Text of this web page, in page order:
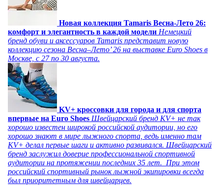
Новая коллекция Tamaris Весна-Лето 26:
комфорт и элегантность в каждой модели Немецкий
бренд обуви и аксессуаров Tamaris представит новую
коллекцию сезона Весна–Лето’ 26 на выставке Euro Shoes в
Москве, с 27 по 30 августа.
KV+ кроссовки для города и для спорта
впервые на Euro Shoes Швейцарский бренд KV+ не так
хорошо известен широкой российской аудитории, но его
хорошо знают в мире лыжного спорта, ведь именно там
KV+ делал первые шаги и активно развивался. Швейцарский
бренд заслужил доверие профессиональной спортивной
аудитории на протяжении последних 35 лет. При этом
российский спортивный рынок лыжной экипировки всегда
был приоритетным для швейцарцев.